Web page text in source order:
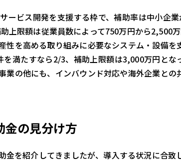
ービス開発を支援する枠で、補助率は中小企
上限額は従業員数によって750万円から2,500万
性を高める取り組みに必要なシステム・設備
満たすなら2/3、補助上限額は3,000万円とな
の他にも、インバウンド対応や海外企業との
金の見分け方
金を紹介してきましたが、導入する状況に合致